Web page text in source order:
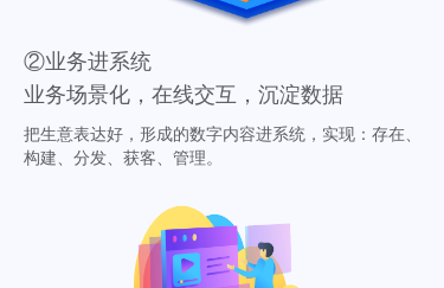
②业务进系统
业务场景化，在线交互，沉淀数据
把生意表达好，形成的数字内容进系统，实现：存在、
构建、分发、获客、管理。